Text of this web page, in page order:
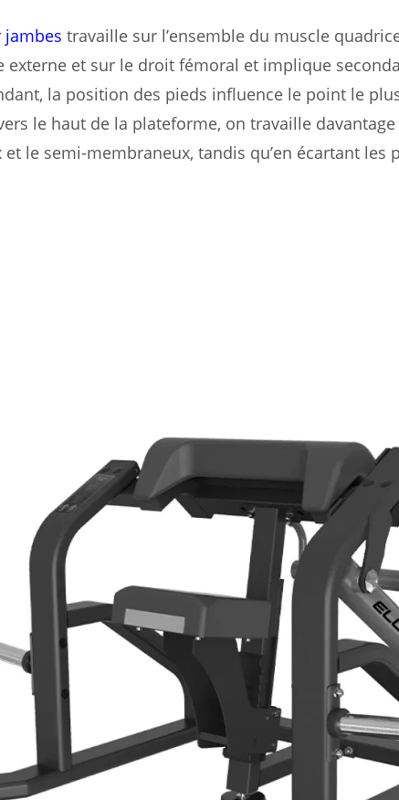
jambes travaille sur l’ensemble du muscle
externe et sur le droit fémoral et implique
la position des pieds influence le point le
le haut de la plateforme, on travaille
le semi-membraneux, tandis qu’en écartant les